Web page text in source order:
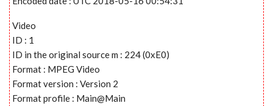
Video
ID : 1
ID in the original source m : 224 (0xE0)
Format : MPEG Video
Format version : Version 2
Format profile : Main@Main